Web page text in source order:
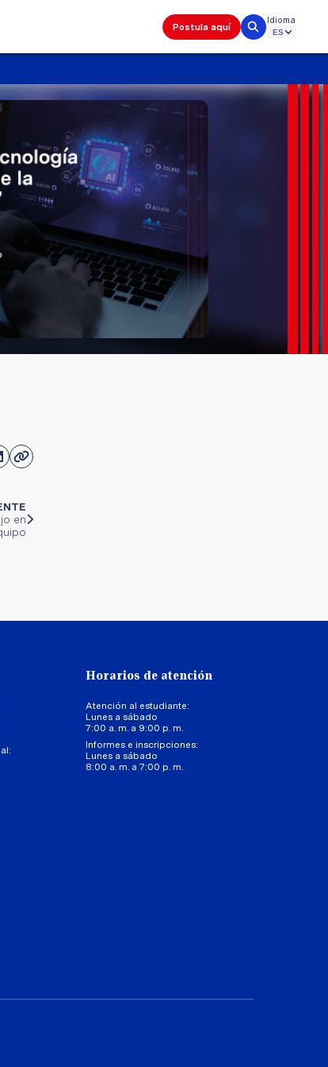
Postula aquí
Idioma
en
Horarios de atención
Atención al estudiante:
Lunes a sábado
7:00 a. m. a 9:00 p. m.
Informes e inscripciones:
Lunes a sábado
8:00 a. m. a 7:00 p. m.